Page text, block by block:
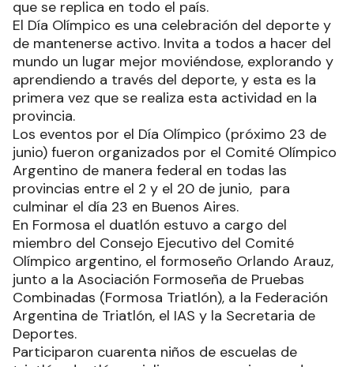
que se replica en todo el país.
El Día Olímpico es una celebración del deporte y
de mantenerse activo. Invita a todos a hacer del
mundo un lugar mejor moviéndose, explorando y
aprendiendo a través del deporte, y esta es la
primera vez que se realiza esta actividad en la
provincia.
Los eventos por el Día Olímpico (próximo 23 de
junio) fueron organizados por el Comité Olímpico
Argentino de manera federal en todas las
provincias entre el 2 y el 20 de junio, para
culminar el día 23 en Buenos Aires.
En Formosa el duatlón estuvo a cargo del
miembro del Consejo Ejecutivo del Comité
Olímpico argentino, el formoseño Orlando Arauz,
junto a la Asociación Formoseña de Pruebas
Combinadas (Formosa Triatlón), a la Federación
Argentina de Triatlón, el IAS y la Secretaria de
Deportes.
Participaron cuarenta niños de escuelas de